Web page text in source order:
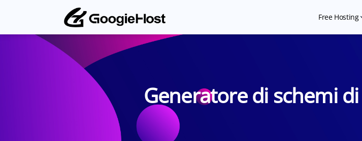
Free Hosting
Hosting
Generatore di schemi